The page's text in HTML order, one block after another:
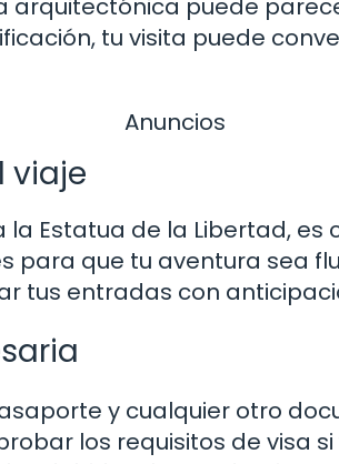
arquitectónica puede
tu visita puede
Anuncios
viaje
Estatua de la Libertad, es
para que tu aventura sea
tus entradas con
y cualquier otro
los requisitos de visa